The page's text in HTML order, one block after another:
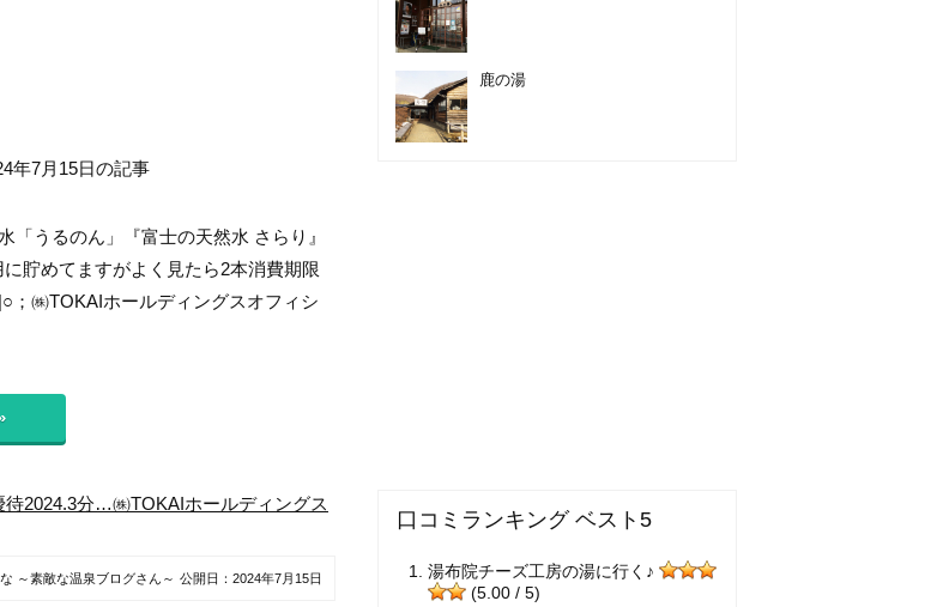
年7月15日の記事
「うるのん」『富士の天然水 さらり』
貯めてますがよく見たら2本消費期限
；㈱TOKAIホールディングスオフィシ
待2024.3分…㈱TOKAIホールディングス
～素敵な温泉ブログさん～ 公開日： 2024年7月15日
鹿の湯
口コミランキング ベスト5
湯布院チーズ工房の湯に行く♪
(5.00 / 5)